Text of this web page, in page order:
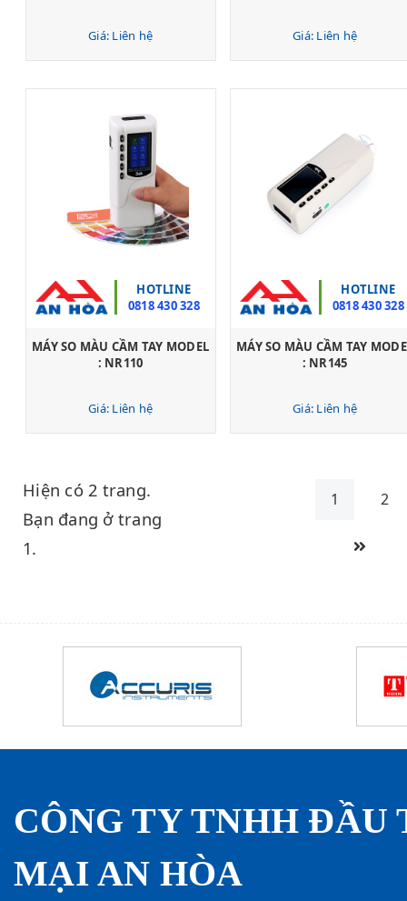
Giá: Liên hệ Giá: Liên hệ
HOTLINE
0818 430 328
MÁY SO MÀU CẦM TAY MODEL
: NR110
Giá: Liên hệ
HOTLINE
0818 430 328
MÁY SO MÀU CẦM TAY
: NR145
Giá: Liên hệ
Hiện có 2 trang.
Bạn đang ở trang
1.
1 2
CÔNG TY TNHH ĐẦU
MẠI AN HÒA